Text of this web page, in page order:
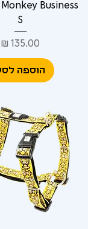
Monkey Business
S
מחיר
הוספה